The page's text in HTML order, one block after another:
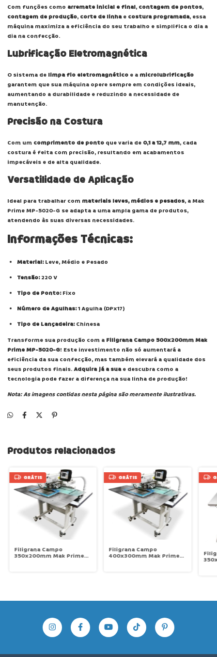
Com funções como arremate inicial e final, contagem de pontos,
contagem de produção, corte de linhae costura programada, essa
máquina maximiza a eficiência do seu trabalho e simplifica o dia a
dia na confecção.
Lubrificação Eletromagnética
O sistema de limpa fio eletromagnético e a microlubrificação
garantem que sua máquina opere sempre em condições ideais,
aumentando a durabilidade e reduzindo a necessidade de
manutenção.
Precisão na Costura
Com um comprimento de ponto que varia de 0,1 a 12,7 mm, cada
costura é feita com precisão, resultando em acabamentos
impecáveis e de alta qualidade.
Versatilidade de Aplicação
Ideal para trabalhar com materiais leves, médios e pesados, a Mak
Prime MP-5020-G se adapta a uma ampla gama de produtos,
atendendo às suas diversas necessidades.
Informações Técnicas:
Material:Leve, Médio e Pesado
Tensão:220 V
Tipo de Ponto:Fixo
Número de Agulhas:1 Agulha (DPx17)
Tipo de Lançadeira:Chinesa
Transforme sua produção com a Filigrana Campo 500x200mm Mak
Prime MP-5020-G! Este investimento não só aumentará a
eficiência da sua confecção, mas também elevará a qualidade dos
seus produtos finais.Adquira já a suae descubra como a
tecnologia pode fazer a diferença na sua linha de produção!
Nota: As imagens contidas nesta página são meramente ilustrativas.
Produtos relacionados
GRÁTIS
Filigrana Campo
350x200mm Mak Prime
GRÁTIS
Filigrana Campo
400x300mm Mak Prime